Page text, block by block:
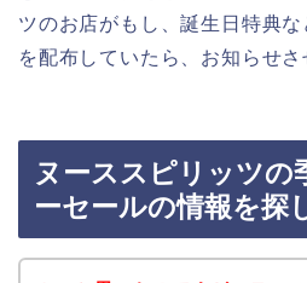
ツのお店がもし、誕生日特典
を配布していたら、お知らせ
ヌーススピリッツの
ーセールの情報を探